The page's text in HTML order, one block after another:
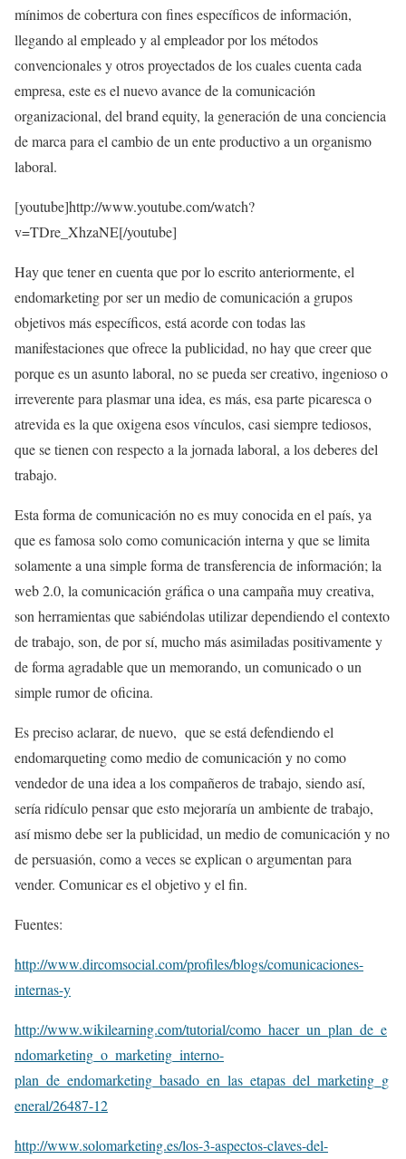
mínimos de cobertura con fines específicos de información,
llegando al empleado y al empleador por los métodos
convencionales y otros proyectados de los cuales cuenta cada
empresa, este es el nuevo avance de la comunicación
organizacional, del brand equity, la generación de una conciencia
de marca para el cambio de un ente productivo a un organismo
laboral.
[youtube]http://www.youtube.com/watch?
v=TDre_XhzaNE[/youtube]
Hay que tener en cuenta que por lo escrito anteriormente, el
endomarketing por ser un medio de comunicación a grupos
objetivos más específicos, está acorde con todas las
manifestaciones que ofrece la publicidad, no hay que creer que
porque es un asunto laboral, no se pueda ser creativo, ingenioso o
irreverente para plasmar una idea, es más, esa parte picaresca o
atrevida es la que oxigena esos vínculos, casi siempre tediosos,
que se tienen con respecto a la jornada laboral, a los deberes del
trabajo.
Esta forma de comunicación no es muy conocida en el país, ya
que es famosa solo como comunicación interna y que se limita
solamente a una simple forma de transferencia de información; la
web 2.0, la comunicación gráfica o una campaña muy creativa,
son herramientas que sabiéndolas utilizar dependiendo el contexto
de trabajo, son, de por sí, mucho más asimiladas positivamente y
de forma agradable que un memorando, un comunicado o un
simple rumor de oficina.
Es preciso aclarar, de nuevo, que se está defendiendo el
endomarqueting como medio de comunicación y no como
vendedor de una idea a los compañeros de trabajo, siendo así,
sería ridículo pensar que esto mejoraría un ambiente de trabajo,
así mismo debe ser la publicidad, un medio de comunicación y no
de persuasión, como a veces se explican o argumentan para
vender. Comunicar es el objetivo y el fin.
Fuentes:
http://www.dircomsocial.com/profiles/blogs/comunicaciones-
internas-y
http://www.wikilearning.com/tutorial/como_hacer_un_plan_de_e
ndomarketing_o_marketing_interno-
plan_de_endomarketing_basado_en_las_etapas_del_marketing_g
eneral/26487-12
http://www.solomarketing.es/los-3-aspectos-claves-del-